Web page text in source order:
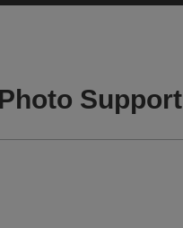
Support